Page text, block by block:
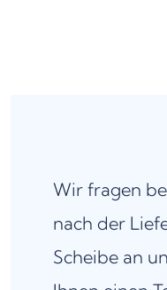
Wir fragen
nach der
Scheibe an